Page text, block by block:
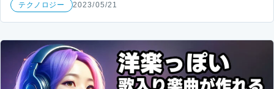
テクノロジー 2023/05/21